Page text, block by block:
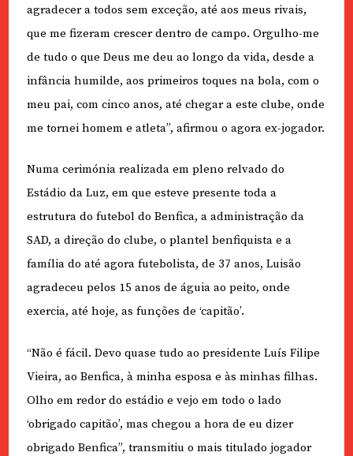
agradecer a todos sem exceção, até aos meus rivais,
que me fizeram crescer dentro de campo. Orgulho-me
de tudo o que Deus me deu ao longo da vida, desde a
infância humilde, aos primeiros toques na bola, com o
meu pai, com cinco anos, até chegar a este clube, onde
me tornei homem e atleta”, afirmou o agora ex-jogador.
Numa cerimónia realizada em pleno relvado do
Estádio da Luz, em que esteve presente toda a
estrutura do futebol do Benfica, a administração da
SAD, a direção do clube, o plantel benfiquista e a
família do até agora futebolista, de 37 anos, Luisão
agradeceu pelos 15 anos de águia ao peito, onde
exercia, até hoje, as funções de ‘capitão’.
“Não é fácil. Devo quase tudo ao presidente Luís Filipe
Vieira, ao Benfica, à minha esposa e às minhas filhas.
Olho em redor do estádio e vejo em todo o lado
‘obrigado capitão’, mas chegou a hora de eu dizer
obrigado Benfica”, transmitiu o mais titulado jogador